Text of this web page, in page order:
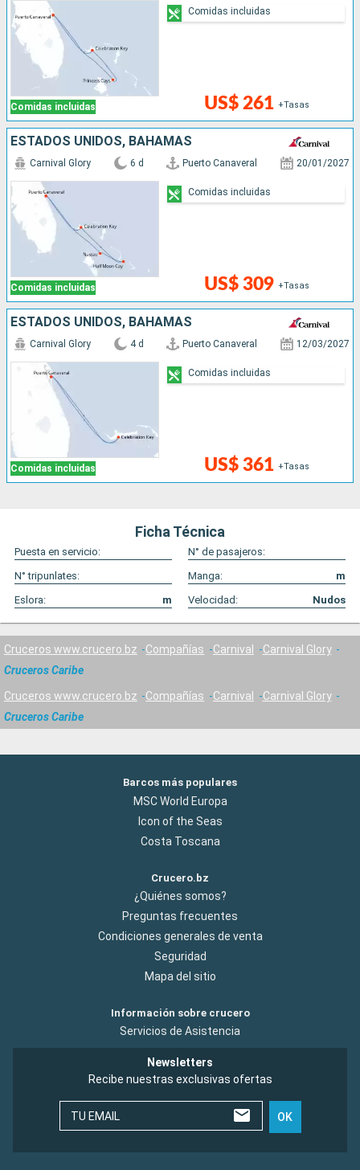
Comidas incluidas US$ 261 +Tasas
Comidas incluidas
ESTADOS UNIDOS, BAHAMAS
Comidas incluidas
Carnival Glory 6 d Puerto Canaveral 20/01/2027
US$ 309 +Tasas
Comidas incluidas
ESTADOS UNIDOS, BAHAMAS
Comidas incluidas
Carnival Glory 4 d Puerto Canaveral 12/03/2027
US$ 361 +Tasas
Comidas incluidas
Ficha Técnica
Puesta en servicio:
N° de pasajeros:
N° tripunlates:
Manga:
m
Eslora:
m Velocidad: Nudos
Cruceros www.crucero.bz Compañías Carnival
Carnival Glory
Cruceros Caribe
Cruceros www.crucero.bz Compañías Carnival
Carnival Glory
Cruceros Caribe
Barcos más populares
MSC World Europa
Icon of the Seas
Costa Toscana
Crucero.bz
¿Quiénes somos?
Preguntas frecuentes
Condiciones generales de venta
Seguridad
Mapa del sitio
Información sobre crucero
Servicios de Asistencia
Newsletters
Recibe nuestras exclusivas ofertas
TU EMAIL OK